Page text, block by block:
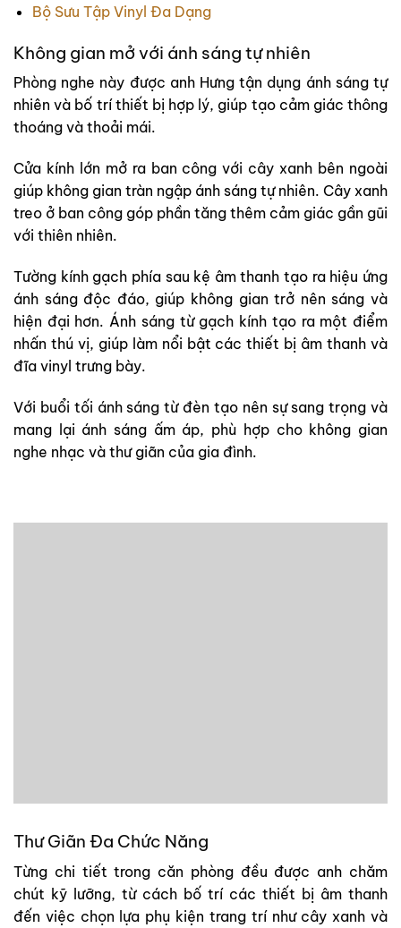
Bộ Sưu Tập Vinyl Đa Dạng
Không gian mở với ánh sáng tự nhiên
Phòng nghe này được anh Hưng tận dụng ánh sáng tự
nhiên và bố trí thiết bị hợp lý, giúp tạo cảm giác thông
thoáng và thoải mái.
Cửa kính lớn mở ra ban công với cây xanh bên ngoài
giúp không gian tràn ngập ánh sáng tự nhiên. Cây xanh
treo ở ban công góp phần tăng thêm cảm giác gần gũi
với thiên nhiên.
Tường kính gạch phía sau kệ âm thanh tạo ra hiệu ứng
ánh sáng độc đáo, giúp không gian trở nên sáng và
hiện đại hơn. Ánh sáng từ gạch kính tạo ra một điểm
nhấn thú vị, giúp làm nổi bật các thiết bị âm thanh và
đĩa vinyl trưng bày.
Với buổi tối ánh sáng từ đèn tạo nên sự sang trọng và
mang lại ánh sáng ấm áp, phù hợp cho không gian
nghe nhạc và thư giãn của gia đình.
Thư Giãn Đa Chức Năng
Từng chi tiết trong căn phòng đều được anh chăm
chút kỹ lưỡng, từ cách bố trí các thiết bị âm thanh
đến việc chọn lựa phụ kiện trang trí như cây xanh và